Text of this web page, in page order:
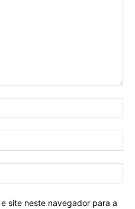
site neste navegador para a